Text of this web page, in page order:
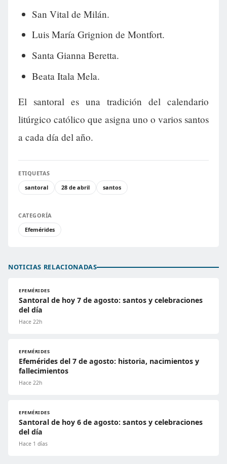
San Vital de Milán.
Luis María Grignion de Montfort.
Santa Gianna Beretta.
Beata Itala Mela.
El santoral es una tradición del calendario
litúrgico católico que asigna uno o varios santos
a cada día del año.
ETIQUETAS
santoral
28 de abril santos
CATEGORÍA
Efemérides
NOTICIAS RELACIONADAS
EFEMÉRIDES
Santoral de hoy 7 de agosto: santos y celebraciones
del día
Hace 22h
EFEMÉRIDES
Efemérides del 7 de agosto: historia, nacimientos y
fallecimientos
Hace 22h
EFEMÉRIDES
Santoral de hoy 6 de agosto: santos y celebraciones
del día
Hace 1 días